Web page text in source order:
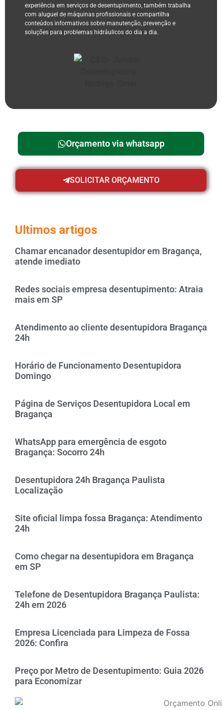
experiência em serviços de desentupimento, também trabalha
com aluguel de máquinas profissionais e compartilha
conteúdos informativos sobre manutenção, prevenção e
soluções para problemas hidráulicos do dia a dia.
Orçamento via whatsapp
SOLICITAR ORÇAMENTO
Ultimos artigos
Chamar encanador desentupidor em Bragança,
atende imediato
Redes sociais empresa desentupimento: Atraia
mais em SP
Atendimento ao cliente desentupidora Bragança
24h
Horário de Funcionamento Desentupidora
Domingo
Página de Serviços Desentupidora Local em
Bragança
WhatsApp para emergência de esgoto
Bragança: Socorro 24h
Desentupidora 24h Bragança Paulista
Localização
Site oficial limpa fossa Bragança: Atendimento
24h
Como chegar na desentupidora em Bragança
em SP
Telefone de Desentupidora Bragança Paulista:
24h em 2026
Empresa Licenciada para Limpeza de Fossa
2026: Confira
Preço por Metro de Desentupimento: Guia 2026
para Economizar